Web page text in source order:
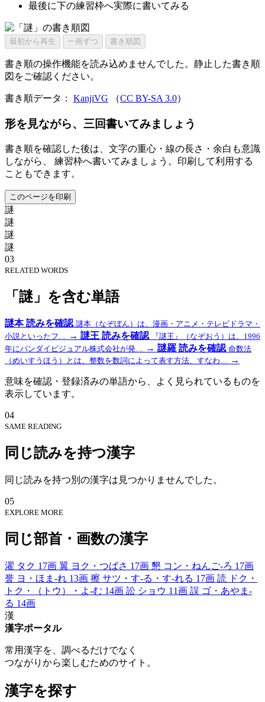
最後に下の練習枠へ実際に書いてみる
最初から再生 一画ずつ 書き順図
書き順の操作機能を読み込めませんでした。静止した書き順
図をご確認ください。
書き順データ： KanjiVG （CC BY-SA 3.0）
形を見ながら、三回書いてみましょう
書き順を確認した後は、文字の重心・線の長さ・余白も意識
しながら、 練習枠へ書いてみましょう。印刷して利用する
こともできます。
このページを印刷
謎
謎
謎
謎
03
RELATED WORDS
「謎」を含む単語
謎本 読みを確認 謎本（なぞぼん）は、漫画・アニメ・テレビドラマ・
小説といったフ… → 謎王 読みを確認
『謎王』（なぞおう）は、1996
年にバンダイビジュアル株式会社が発… → 謎羅 読みを確認 命数法
（めいすうほう）とは、整数を数詞によって表す方法、すなわ… →
意味を確認・登録済みの単語から、よく見られているものを
表示しています。
04
SAME READING
同じ読みを持つ漢字
同じ読みを持つ別の漢字は見つかりませんでした。
05
EXPLORE MORE
同じ部首・画数の漢字
濯 タク 17画 翼 ヨク・つばさ 17画 懇 コン・ねんご-ろ 17画
誉 ヨ・ほま-れ 13画 擦 サツ・す-る・す-れる 17画 読 ドク・
トク・（トウ）・よ-む 14画 訟 ショウ 11画 誤 ゴ・あやま-
る 14画
漢
漢字ポータル
常用漢字を、調べるだけでなく
つながりから楽しむためのサイト。
漢字を探す